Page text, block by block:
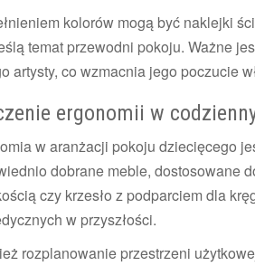
kolorów mogą być naklejki
temat przewodni pokoju. Ważne
artysty, co wzmacnia jego poczucie
ergonomii w
w aranżacji pokoju dziecięcego
dobrane meble, dostosowane
czy krzesło z podparciem dla
w przyszłości.
rozplanowanie przestrzeni